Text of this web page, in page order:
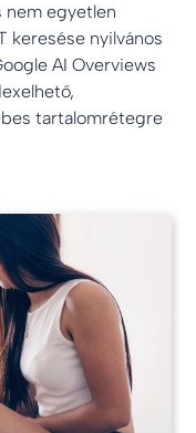
nem egyetlen
keresése nyilvános
AI Overviews
tartalomrétegre